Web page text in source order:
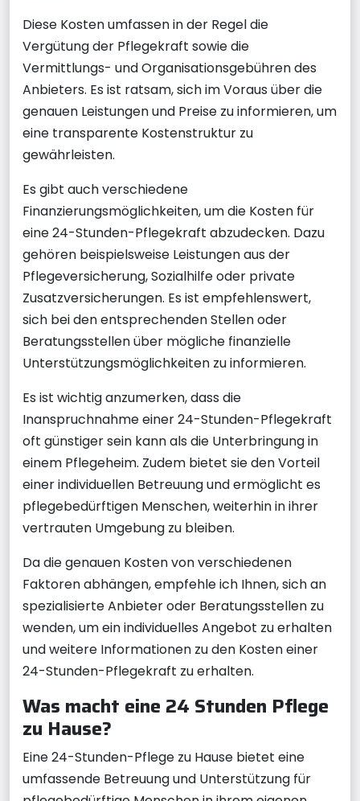
Diese Kosten umfassen in der Regel die
Vergütung der Pflegekraft sowie die
Vermittlungs- und Organisationsgebühren des
Anbieters. Es ist ratsam, sich im Voraus über die
genauen Leistungen und Preise zu informieren, um
eine transparente Kostenstruktur zu
gewährleisten.
Es gibt auch verschiedene
Finanzierungsmöglichkeiten, um die Kosten für
eine 24-Stunden-Pflegekraft abzudecken. Dazu
gehören beispielsweise Leistungen aus der
Pflegeversicherung, Sozialhilfe oder private
Zusatzversicherungen. Es ist empfehlenswert,
sich bei den entsprechenden Stellen oder
Beratungsstellen über mögliche finanzielle
Unterstützungsmöglichkeiten zu informieren.
Es ist wichtig anzumerken, dass die
Inanspruchnahme einer 24-Stunden-Pflegekraft
oft günstiger sein kann als die Unterbringung in
einem Pflegeheim. Zudem bietet sie den Vorteil
einer individuellen Betreuung und ermöglicht es
pflegebedürftigen Menschen, weiterhin in ihrer
vertrauten Umgebung zu bleiben.
Da die genauen Kosten von verschiedenen
Faktoren abhängen, empfehle ich Ihnen, sich an
spezialisierte Anbieter oder Beratungsstellen zu
wenden, um ein individuelles Angebot zu erhalten
und weitere Informationen zu den Kosten einer
24-Stunden-Pflegekraft zu erhalten.
Was macht eine 24 Stunden Pflege
zu Hause?
Eine 24-Stunden-Pflege zu Hause bietet eine
umfassende Betreuung und Unterstützung für